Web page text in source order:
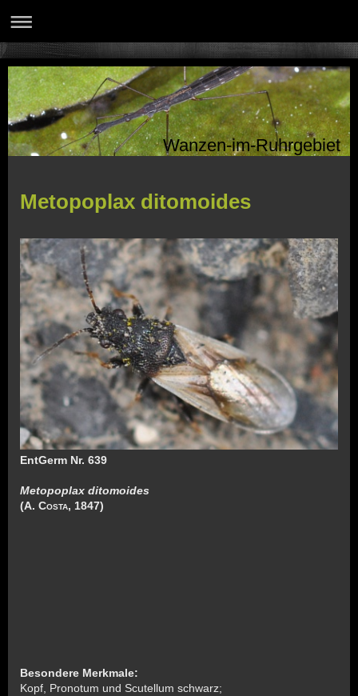
Wanzen-im-Ruhrgebiet
Metopoplax ditomoides
EntGerm Nr. 639
Metopoplax ditomoides
(A. Costa, 1847)
Besondere Merkmale:
Kopf, Pronotum und Scutellum schwarz;